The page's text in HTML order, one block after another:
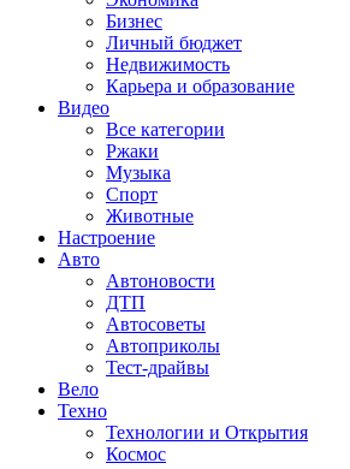
Бизнес
Личный бюджет
Недвижимость
Карьера и образование
Видео
Все категории
Ржаки
Музыка
Спорт
Животные
Настроение
Авто
Автоновости
ДТП
Автосоветы
Автоприколы
Тест-драйвы
Вело
Техно
Технологии и Открытия
Космос